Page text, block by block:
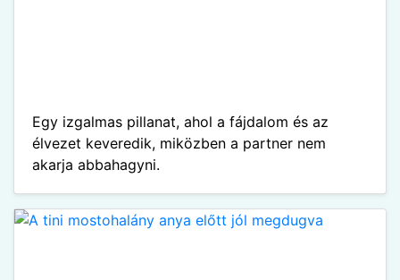
Egy izgalmas pillanat, ahol a fájdalom és az
élvezet keveredik, miközben a partner nem
akarja abbahagyni.